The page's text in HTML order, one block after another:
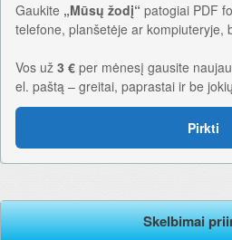
Gaukite „Mūsų žodį“ patogiai PDF
telefone, planšetėje ar kompiuteryje,
Vos už 3 € per mėnesį gausite
el. paštą – greitai, paprastai ir be
Pirkti
Skelbimai